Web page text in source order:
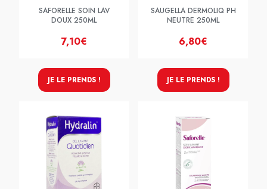
SAFORELLE SOIN LAV
DOUX 250ML
7,10€
JE LE PRENDS !
SAUGELLA DERMOLIQ PH
NEUTRE 250ML
6,80€
JE LE PRENDS !